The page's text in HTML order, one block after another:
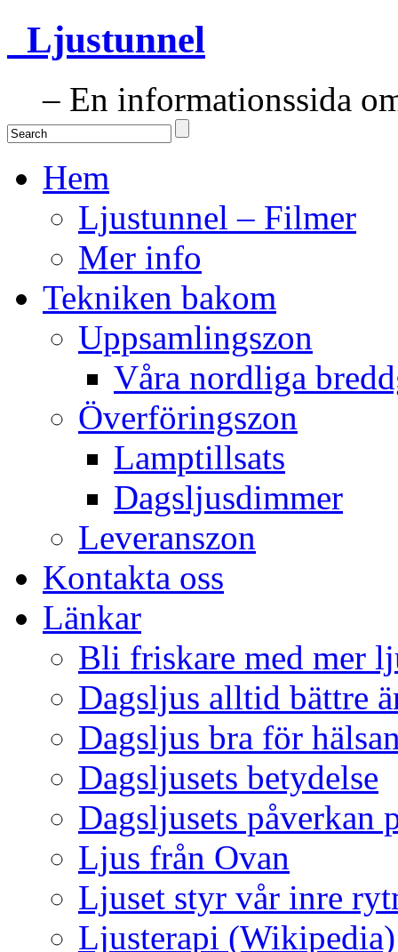
Ljustunnel
– En informationssida
Hem
Ljustunnel – Filmer
Mer info
Tekniken bakom
Uppsamlingszon
Våra nordliga
Överföringszon
Lamptillsats
Dagsljusdimmer
Leveranszon
Kontakta oss
Länkar
Bli friskare med mer
Dagsljus alltid bättre
Dagsljus bra för
Dagsljusets betydelse
Dagsljusets påverkan
Ljus från Ovan
Ljuset styr vår inre
Ljusterapi (Wikipedia)